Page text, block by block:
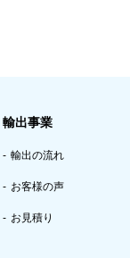
輸出事業
輸出の流れ
お客様の声
お見積り